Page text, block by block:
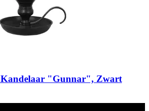
Kandelaar "Gunnar", Zwart